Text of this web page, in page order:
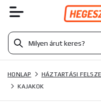
HONLAP HÁZTARTÁSI
KAJAKOK